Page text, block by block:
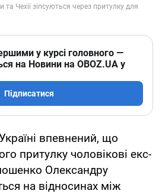
у курсі головного —
на Новини на OBOZ.UA у
Підписатися
впевнений, що
притулку чоловікові екс-
Олександру
на відносинах між